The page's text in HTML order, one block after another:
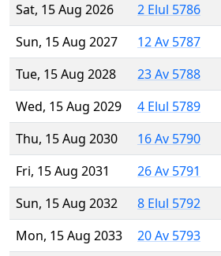
Sat, 15 Aug 2026
2 Elul 5786
Sun, 15 Aug 2027
12 Av 5787
Tue, 15 Aug 2028
23 Av 5788
Wed, 15 Aug 2029
4 Elul 5789
Thu, 15 Aug 2030
16 Av 5790
Fri, 15 Aug 2031
26 Av 5791
Sun, 15 Aug 2032
8 Elul 5792
Mon, 15 Aug 2033
20 Av 5793